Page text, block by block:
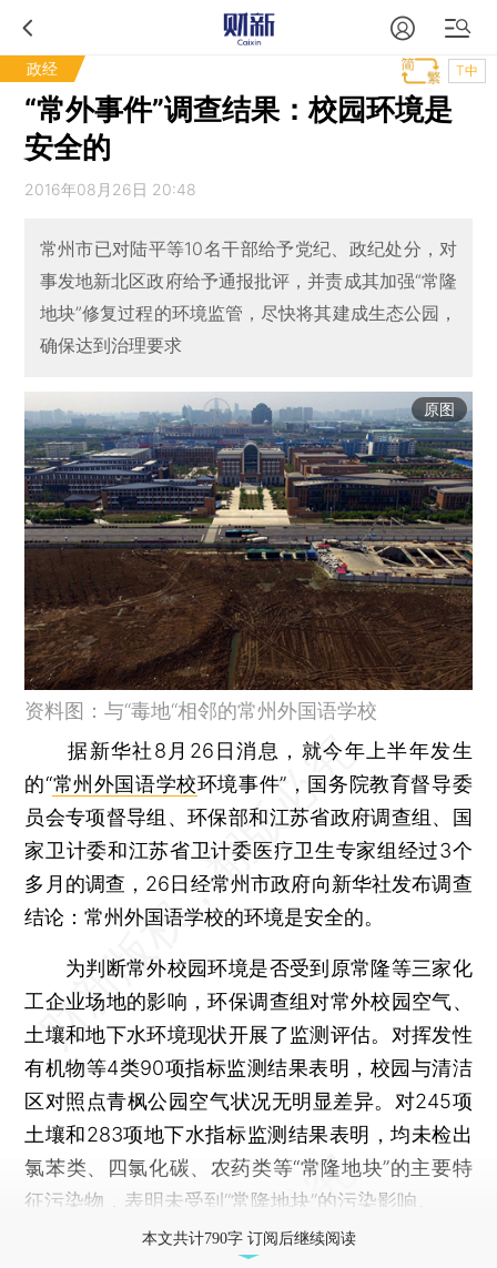
政经 T中
“常外事件”调查结果：校园环境是
安全的
2016年08月26日 20:48
常州市已对陆平等10名干部给予党纪、政纪处分，对
事发地新北区政府给予通报批评，并责成其加强“常隆
地块”修复过程的环境监管，尽快将其建成生态公园，
确保达到治理要求
原图
资料图：与“毒地“相邻的常州外国语学校
据新华社8月26日消息，就今年上半年发生
的“常州外国语学校环境事件”，国务院教育督导委
员会专项督导组、环保部和江苏省政府调查组、国
家卫计委和江苏省卫计委医疗卫生专家组经过3个
多月的调查，26日经常州市政府向新华社发布调查
结论：常州外国语学校的环境是安全的。
为判断常外校园环境是否受到原常隆等三家化
工企业场地的影响，环保调查组对常外校园空气、
土壤和地下水环境现状开展了监测评估。对挥发性
有机物等4类90项指标监测结果表明，校园与清洁
区对照点青枫公园空气状况无明显差异。对245项
土壤和283项地下水指标监测结果表明，均未检出
氯苯类、四氯化碳、农药类等“常隆地块”的主要特
征污染物，表明未受到“常隆地块”的污染影响。
本文共计790字 订阅后继续阅读